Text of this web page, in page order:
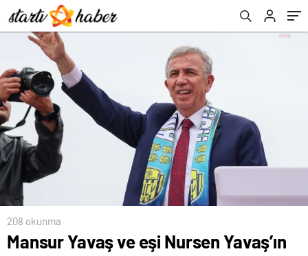
208 okunma
Mansur Yavaş ve eşi Nursen Yavaş’ın